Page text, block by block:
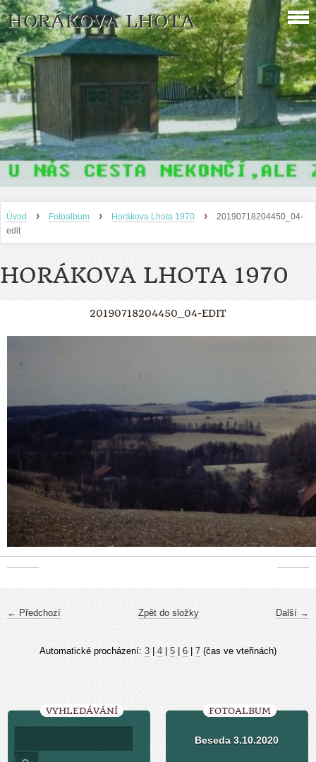
HORÁKOVA LHOTA
Úvod › Fotoalbum › Horákova Lhota 1970 ›
20190718204450_04-
edit
HORÁKOVA LHOTA 1970
20190718204450_04-EDIT
← Předchozí Další →
Zpět do složky
Automatické procházení: 3 4 5 6 7 (čas ve vteřinách)
VYHLEDÁVÁNÍ FOTOALBUM
Beseda 3.10.2020